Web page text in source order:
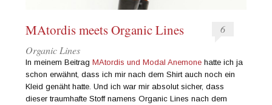
MAtordis meets Organic Lines
6
Organic Lines
In meinem BeitragMAtordis und Modal Anemone hatte ich ja
schon erwähnt, dass ich mir nach dem Shirt auch noch ein
Kleid genäht hatte. Und ich war mir absolut sicher, dass
dieser traumhafte Stoff namens Organic Lines nach dem